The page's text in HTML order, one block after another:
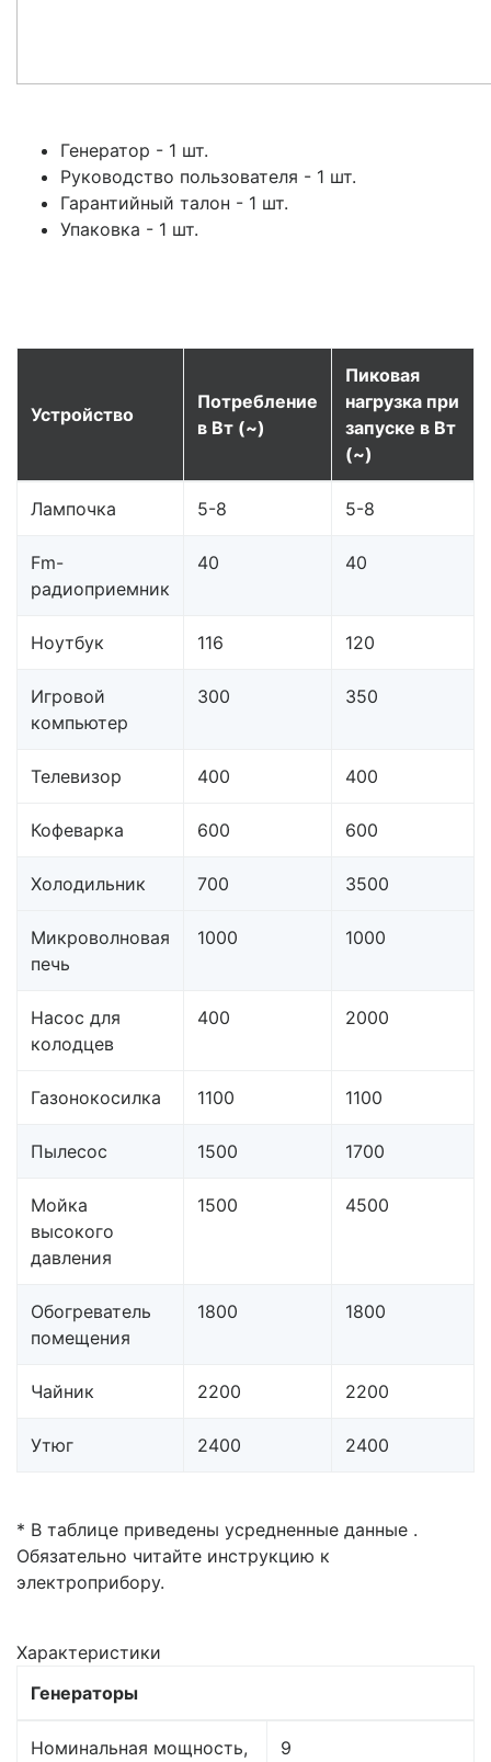
Генератор - 1 шт.
Руководство пользователя - 1 шт.
Гарантийный талон - 1 шт.
Упаковка - 1 шт.
Устройство
Потребление
в Вт (~)
Пиковая
нагрузка при
запуске в Вт
(~)
Лампочка 5-8 5-8
Fm-
радиоприемник
40 40
Ноутбук 116 120
Игровой
компьютер
300 350
Телевизор 400 400
Кофеварка 600 600
Холодильник 700 3500
Микроволновая
печь
1000 1000
Насос для
колодцев
400 2000
Газонокосилка 1100 1100
Пылесос 1500 1700
Мойка
высокого
давления
1500 4500
Обогреватель
помещения
1800 1800
Чайник 2200 2200
Утюг 2400 2400
* В таблице приведены усредненные данные .
Обязательно читайте инструкцию к
электроприбору.
Характеристики
Генераторы
Номинальная мощность,
9